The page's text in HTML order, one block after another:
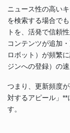
ニュース性の高い
を検索する場合で
トを、活発で信頼
コンテンツが追加
ロボット）が頻繁
ジンへの登録）の
つまり、更新頻度
対するアピール」
す。